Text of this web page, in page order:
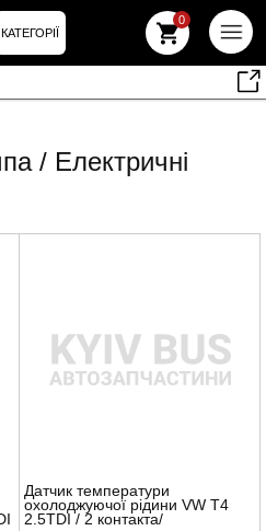
КАТЕГОРІЇ
0
/ Електричні
Датчик температури
охолоджуючої рідини VW T4
2.5TDI / 2 контакта/